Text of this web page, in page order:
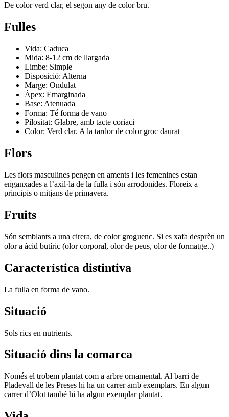
De color verd clar, el segon any de color bru.
Fulles
Vida: Caduca
Mida: 8-12 cm de llargada
Limbe: Simple
Disposició: Alterna
Marge: Ondulat
Àpex: Emarginada
Base: Atenuada
Forma: Té forma de vano
Pilositat: Glabre, amb tacte coriaci
Color: Verd clar. A la tardor de color groc daurat
Flors
Les flors masculines pengen en aments i les femenines estan
enganxades a l’axil·la de la fulla i són arrodonides. Floreix a
principis o mitjans de primavera.
Fruits
Són semblants a una cirera, de color groguenc. Si es xafa desprèn un
olor a àcid butíric (olor corporal, olor de peus, olor de formatge..)
Característica distintiva
La fulla en forma de vano.
Situació
Sols rics en nutrients.
Situació dins la comarca
Només el trobem plantat com a arbre ornamental. Al barri de
Pladevall de les Preses hi ha un carrer amb exemplars. En algun
carrer d’Olot també hi ha algun exemplar plantat.